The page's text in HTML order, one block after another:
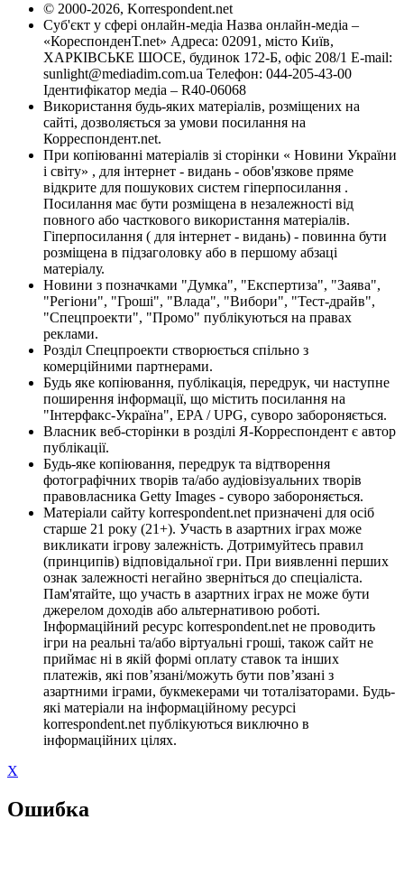
© 2000-2026, Korrespondent.net
Суб'єкт у сфері онлайн-медіа Назва онлайн-медіа –
«КореспонденТ.net» Адреса: 02091, місто Київ,
ХАРКІВСЬКЕ ШОСЕ, будинок 172-Б, офіс 208/1 E-mail:
sunlight@mediadim.com.ua Телефон: 044-205-43-00
Ідентифікатор медіа – R40-06068
Використання будь-яких матеріалів, розміщених на
сайті, дозволяється за умови посилання на
Корреспондент.net.
При копіюванні матеріалів зі сторінки « Новини України
і світу» , для інтернет - видань - обов'язкове пряме
відкрите для пошукових систем гіперпосилання .
Посилання має бути розміщена в незалежності від
повного або часткового використання матеріалів.
Гіперпосилання ( для інтернет - видань) - повинна бути
розміщена в підзаголовку або в першому абзаці
матеріалу.
Новини з позначками "Думка", "Експертиза", "Заява",
"Регіони", "Гроші", "Влада", "Вибори", "Тест-драйв",
"Спецпроекти", "Промо" публікуються на правах
реклами.
Розділ Спецпроекти створюється спільно з
комерційними партнерами.
Будь яке копіювання, публікація, передрук, чи наступне
поширення інформації, що містить посилання на
"Інтерфакс-Україна", EPA / UPG, суворо забороняється.
Власник веб-сторінки в розділі Я-Корреспондент є автор
публікації.
Будь-яке копіювання, передрук та відтворення
фотографічних творів та/або аудіовізуальних творів
правовласника Getty Images - суворо забороняється.
Матеріали сайту korrespondent.net призначені для осіб
старше 21 року (21+). Участь в азартних іграх може
викликати ігрову залежність. Дотримуйтесь правил
(принципів) відповідальної гри. При виявленні перших
ознак залежності негайно зверніться до спеціаліста.
Пам'ятайте, що участь в азартних іграх не може бути
джерелом доходів або альтернативою роботі.
Інформаційний ресурс korrespondent.net не проводить
ігри на реальні та/або віртуальні гроші, також сайт не
приймає ні в якій формі оплату ставок та інших
платежів, які пов’язані/можуть бути пов’язані з
азартними іграми, букмекерами чи тоталізаторами. Будь-
які матеріали на інформаційному ресурсі
korrespondent.net публікуються виключно в
інформаційних цілях.
X
Ошибка